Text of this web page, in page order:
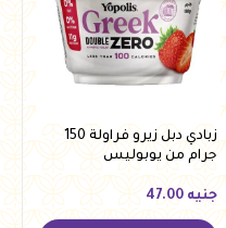
زبادي دبل زيرو فراولة 150
جرام من يوبوليس
جنيه 47.00